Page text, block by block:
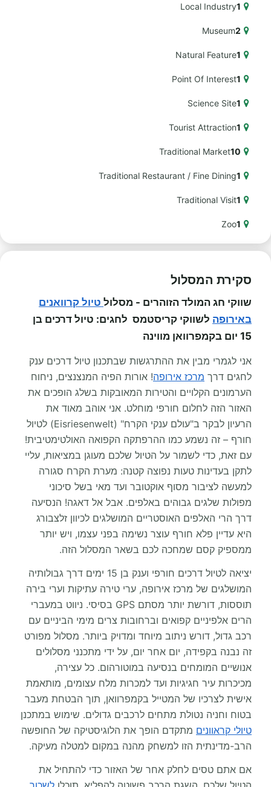
1
Local Industry
2
Museum
1
Natural Feature
1
Point Of Interest
1
Science Site
1
Tourist Attraction
10
Traditional Market
1
Traditional Restaurant / Fine Dining
1
Traditional Visit
1
Zoo
סקירת המסלול
שווקי חג המולד הזוהרים - מסלול טיול קרוואנים
באירופה לשווקי קריסטמס לחגים: טיול דרכים בן
15 יום בקמפרוואן מווינה
אני לגמרי מבין את ההתרגשות שבתכנון טיול דרכים ענק
לחגים דרך מרכז אירופה! אורות הפיה המנצנצים, ניחוח
הערמונים הקלויים והטירות המאובקות בשלג הופכים את
האזור הזה לחלום חורפי מוחלט. אני אוהב מאוד את
הרעיון לבקר ב"עולם ענקי הקרח" (Eisriesenwelt) לטיול
חורף – זה נשמע כמו ההרפתקה הקפואה האולטימטיבית!
עם זאת, כדי לשמור על הטיול שלכם מעוגן במציאות, עליי
לתקן בעדינות טעות נפוצה קטנה: מערת הקרח סגורה
למעשה לציבור מסוף אוקטובר ועד מאי בשל סיכוני
מפולות שלגים גבוהים באלפים. אבל אל דאגה! הנסיעה
דרך הרי האלפים האוסטריים המושלגים לכיוון זלצבורג
היא עדיין פלא חורף עוצר נשימה בפני עצמו, ויש יותר
ממספיק קסם שמחכה לכם בשאר המסלול הזה.
יציאה לטיול דרכים חורפי וענק בן 15 ימים דרך גבולותיה
המושלגים של מרכז אירופה, ערי טירה עתיקות וערי בירה
תוססות, דורשת יותר מסתם GPS בסיסי. ניווט במעברי
הרים אלפיניים קפואים וברחובות צרים מימי הביניים עם
רכב גדול, דורש ניתוב מיוחד ומדויק ביותר. מסלול מפורט
זה נבנה בקפידה, יום אחר יום, על ידי מתכנני מסלולים
אנושיים המומחים בנסיעה במוטורהום. כל עצירה,
מכיכרות עיר חגיגיות ועד למכרות מלח עצומים, מותאמת
אישית לצרכיו של המטייל בקמפרוואן, תוך הבטחת מעבר
בטוח וחניה נטולת מתחים לרכבים גדולים. שימוש במתכנן
טיולי קראוונים מתקדם הופך את הלוגיסטיקה של החופשה
הרב-מדינתית הזו למשחק מהנה במקום למטלה מעיקה.
אם אתם טסים לחלק אחר של האזור כדי להתחיל את